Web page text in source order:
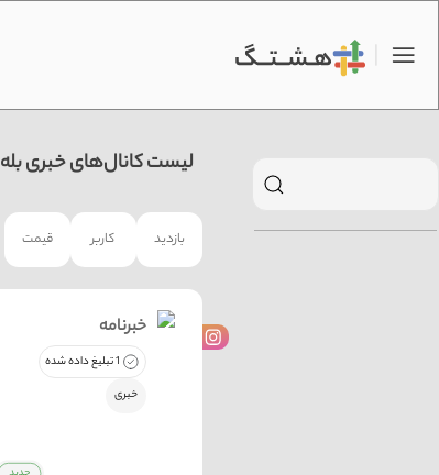
لیست کانال‌های خبری بله
قیمت کاربر بازدید
خبرنامه
1 تبلیغ داده شده
خبری